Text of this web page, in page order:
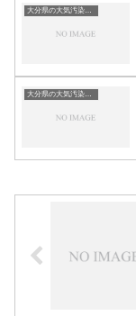
大分県の大気汚染・PM2.5・黄砂・エアロゾルの数値
大分県の大気汚染・PM2.5・黄砂・エアロゾルの数値